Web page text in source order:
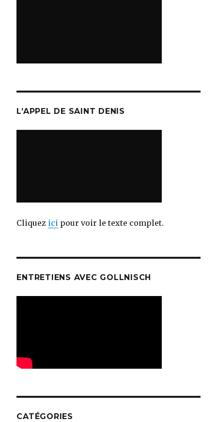
L’APPEL DE SAINT DENIS
Cliquez ici pour voir le texte complet.
ENTRETIENS AVEC GOLLNISCH
CATÉGORIES